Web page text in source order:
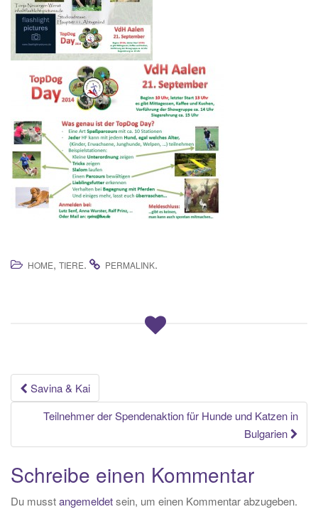
HOME, TIERE. PERMALINK.
Beitrags-
Navigation
Savina & Kai
Teilnehmer der Spendenaktion für Hunde und Katzen in
Bulgarien
Schreibe einen Kommentar
Du musstangemeldetsein, um einen Kommentar abzugeben.